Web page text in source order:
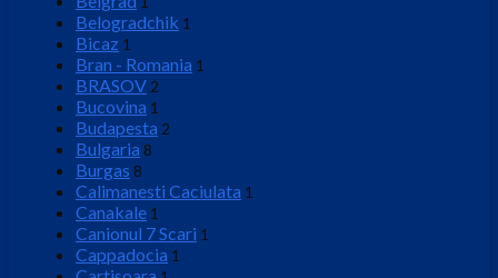
Belogradchik 1
Bicaz 1
Bran - Romania 1
BRASOV 2
Bucovina 1
Budapesta 2
Bulgaria 8
Burgas 8
Calimanesti Caciulata 1
Canakale 1
Canionul 7 Scari 1
Cappadocia 1